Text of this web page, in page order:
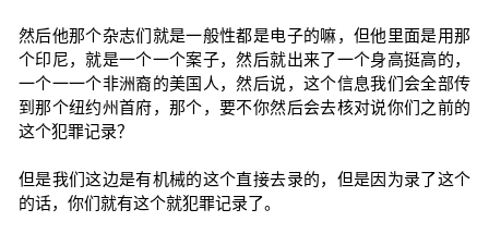
然后他那个杂志们就是一般性都是电子的嘛，但他里面是用那
个印尼，就是一个一个案子，然后就出来了一个身高挺高的，
一个一一个非洲裔的美国人，然后说，这个信息我们会全部传
到那个纽约州首府，那个，要不你然后会去核对说你们之前的
这个犯罪记录？
但是我们这边是有机械的这个直接去录的，但是因为录了这个
的话，你们就有这个就犯罪记录了。